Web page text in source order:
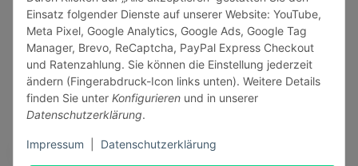
Einsatz folgender Dienste auf unserer Website: YouTube,
Meta Pixel, Google Analytics, Google Ads, Google Tag
Manager, Brevo, ReCaptcha, PayPal Express Checkout
und Ratenzahlung. Sie können die Einstellung jederzeit
ändern (Fingerabdruck-Icon links unten). Weitere Details
finden Sie unter Konfigurieren und in unserer
Datenschutzerklärung.
Impressum Datenschutzerklärung
Vertrag widerrufen
Sicher bezahlen via: